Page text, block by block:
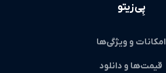
پِی زیتو
امکانات و ویژگی‌ها
قیمت‌ها و دانلود